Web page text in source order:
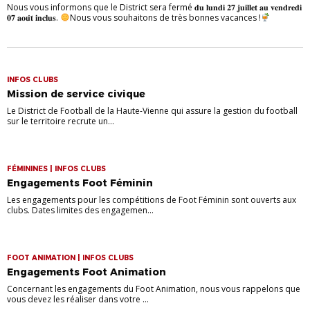
Nous vous informons que le District sera fermé 𝐝𝐮 𝐥𝐮𝐧𝐝𝐢 𝟐𝟕 𝐣𝐮𝐢𝐥𝐥𝐞𝐭 𝐚𝐮 𝐯𝐞𝐧𝐝𝐫𝐞𝐝𝐢
𝟎𝟕 𝐚𝐨𝐮̂𝐭 𝐢𝐧𝐜𝐥𝐮𝐬.
Nous vous souhaitons de très bonnes vacances !
INFOS CLUBS
Mission de service civique
Le District de Football de la Haute-Vienne qui assure la gestion du football
sur le territoire recrute un...
FÉMININES | INFOS CLUBS
Engagements Foot Féminin
Les engagements pour les compétitions de Foot Féminin sont ouverts aux
clubs. Dates limites des engagemen...
FOOT ANIMATION | INFOS CLUBS
Engagements Foot Animation
Concernant les engagements du Foot Animation, nous vous rappelons que
vous devez les réaliser dans votre ...